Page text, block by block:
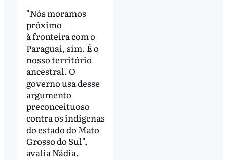
"Nós moramos
próximo
à fronteira com o
Paraguai, sim. É o
nosso território
ancestral. O
governo usa desse
argumento
preconceituoso
contra os indígenas
do estado do Mato
Grosso do Sul",
avalia Nádia.